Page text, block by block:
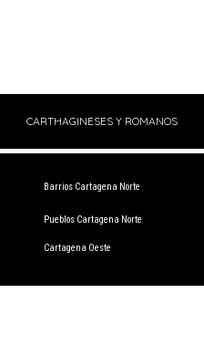
CARTHAGINESES Y ROMANOS
Barrios Cartagena Norte
Pueblos Cartagena Norte
Cartagena Oeste